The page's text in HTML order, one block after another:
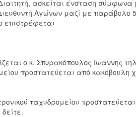
ασκείται ένσταση
Αγώνων μαζί με παράβολο
επιστρέφεται
ο κ. Σπυρακόπουλος Ιωάννης
προστατεύεται από κακόβουλη
ταχυδρομείου